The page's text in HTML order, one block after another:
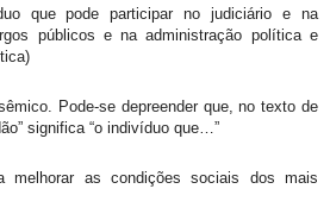
que pode participar no judiciário e na
públicos e na administração política e
Pode-se depreender que, no texto de
significa “o indivíduo que…”
melhorar as condições sociais dos mais